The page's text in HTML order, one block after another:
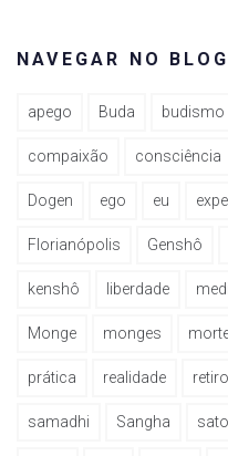
NAVEGAR NO
apego Buda budismo
compaixão consciência
Dogen ego eu
Florianópolis Genshô
kenshô liberdade
Monge monges
prática realidade retiro
samadhi Sangha